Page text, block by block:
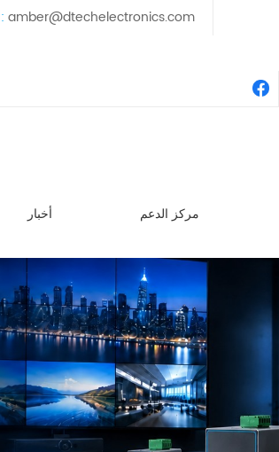
البريد الإلكتروني : amber@dtechelectronics.com
أخبار مركز الدعم